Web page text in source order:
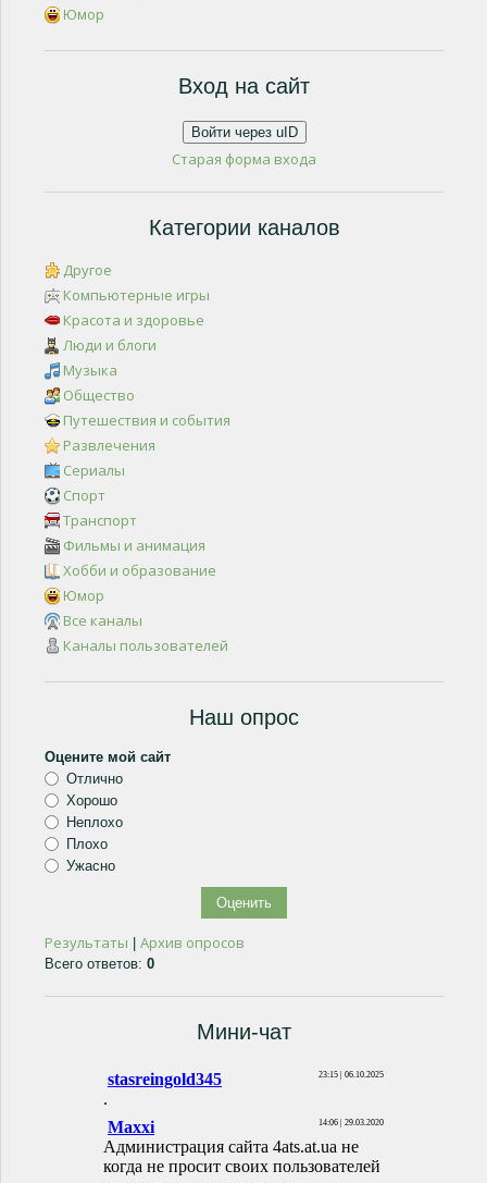
Юмор
Вход на сайт
Войти через uID
Старая форма входа
Категории каналов
Другое
Компьютерные игры
Красота и здоровье
Люди и блоги
Музыка
Общество
Путешествия и события
Развлечения
Сериалы
Спорт
Транспорт
Фильмы и анимация
Хобби и образование
Юмор
Все каналы
Каналы пользователей
Наш опрос
Оцените мой сайт
Отлично
Хорошо
Неплохо
Плохо
Ужасно
Результаты Архив опросов
Всего ответов: 0
Мини-чат